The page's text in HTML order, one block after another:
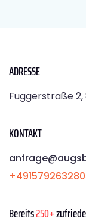
ADRESSE
Fuggerstraße 2,
KONTAKT
Bereits250+